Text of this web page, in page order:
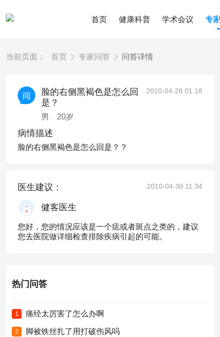
首页 健康科普 学术会议 专
当前页面： 首页 专家问答 问答详情
脸的右侧黑褐色是怎么回
是？
男 20岁
2010-04-28 01:18
病情描述
脸的右侧黑褐色是怎么回是？？
医生建议： 2010-04-30 11:34
健客医生
您好，您的情况应该是一个痣或者斑点之类的，建议
您去医院做详细检查排除疾病引起的可能。
热门问答
1 痛经太厉害了怎么办啊
2 脚被铁丝扎了用打破伤风吗